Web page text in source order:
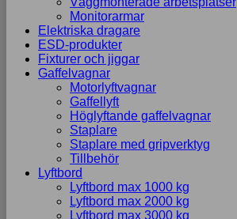
Monitorarmar
Elektriska dragare
ESD-produkter
Fixturer och jiggar
Gaffelvagnar
Motorlyftvagnar
Gaffellyft
Höglyftande gaffelvagnar
Staplare
Staplare med gripverktyg
Tillbehör
Lyftbord
Lyftbord max 1000 kg
Lyftbord max 2000 kg
Lyftbord max 3000 kg